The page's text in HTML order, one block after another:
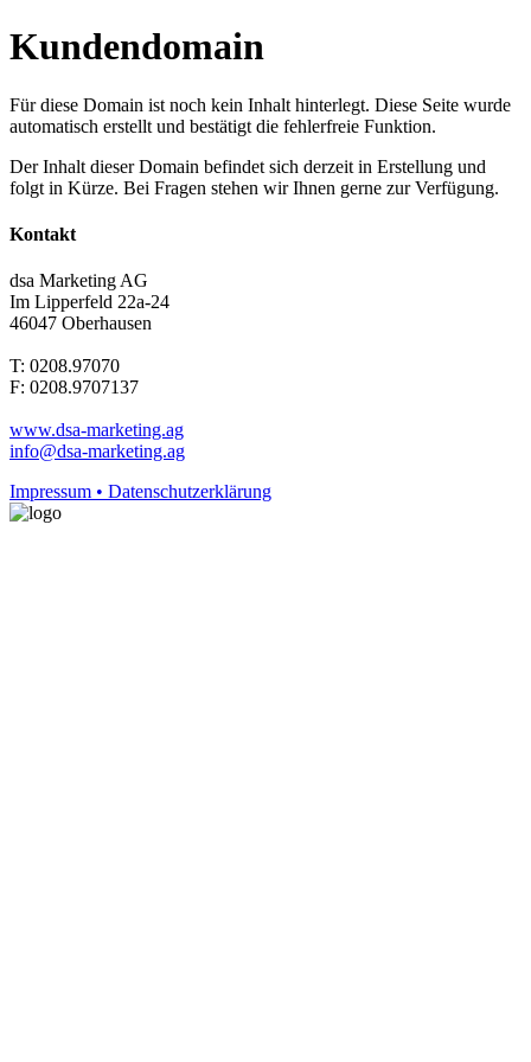
Kundendomain
Für diese Domain ist noch kein Inhalt hinterlegt. Diese Seite wurde
automatisch erstellt und bestätigt die fehlerfreie Funktion.
Der Inhalt dieser Domain befindet sich derzeit in Erstellung und
folgt in Kürze. Bei Fragen stehen wir Ihnen gerne zur Verfügung.
Kontakt
dsa Marketing AG
Im Lipperfeld 22a-24
46047 Oberhausen
T: 0208.97070
F: 0208.9707137
www.dsa-marketing.ag
info@dsa-marketing.ag
Impressum • Datenschutzerklärung